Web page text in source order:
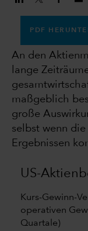
PDF
An den
lange
maßgeblich
große
selbst wenn
Ergebnissen
US-
Kurs-Gewinn-
operativen
Quartale)